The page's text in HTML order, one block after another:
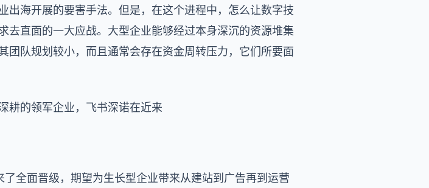
出海开展的要害手法。但是，在这个进程中，怎么让数字技
去直面的一大应战。大型企业能够经过本身深沉的资源堆集
团队规划较小，而且通常会存在资金周转压力，它们所要面
耕的领军企业，飞书深诺在近来
全面晋级，期望为生长型企业带来从建站到广告再到运营